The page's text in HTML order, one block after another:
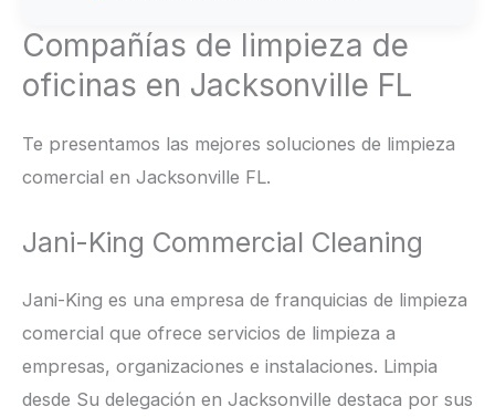
Compañías de limpieza de
oficinas en Jacksonville FL
Te presentamos las mejores soluciones de limpieza
comercial en Jacksonville FL.
Jani-King Commercial Cleaning
Jani-King es una empresa de franquicias de limpieza
comercial que ofrece servicios de limpieza a
empresas, organizaciones e instalaciones. Limpia
desde Su delegación en Jacksonville destaca por sus